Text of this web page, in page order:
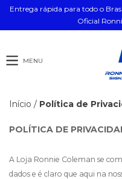
Entrega rápida para todo o
Oficial
MENU
Início / Política de
POLÍTICA DE
A Loja Ronnie Coleman se
dados e é claro que aqui na